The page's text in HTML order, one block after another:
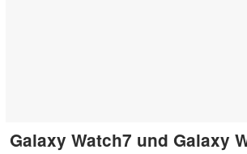
Galaxy Watch7 und Galaxy